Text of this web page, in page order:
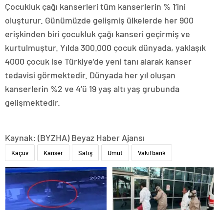
Çocukluk çağı kanserleri tüm kanserlerin % 1’ini
oluşturur. Günümüzde gelişmiş ülkelerde her 900
erişkinden biri çocukluk çağı kanseri geçirmiş ve
kurtulmuştur. Yılda 300.000 çocuk dünyada, yaklaşık
4000 çocuk ise Türkiye’de yeni tanı alarak kanser
tedavisi görmektedir. Dünyada her yıl oluşan
kanserlerin %2 ve 4’ü 19 yaş altı yaş grubunda
gelişmektedir.
Kaynak: (BYZHA) Beyaz Haber Ajansı
Kaçuv Kanser Satış Umut Vakıfbank